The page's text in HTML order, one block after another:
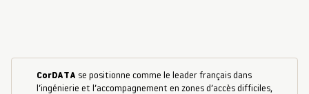
CorDATA se positionne comme le leader français dans
l’ingénierie et l’accompagnement en zones d’accès difficiles,